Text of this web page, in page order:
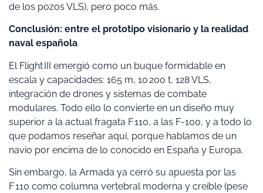
de los pozos VLS), pero poco más.
Conclusión: entre el prototipo visionario y la realidad
naval española
El Flight III emergió como un buque formidable en
escala y capacidades: 165 m, 10 200 t, 128 VLS,
integración de drones y sistemas de combate
modulares. Todo ello lo convierte en un diseño muy
superior a la actual fragata F 110, a las F-100, y a todo lo
que podamos reseñar aquí, porque hablamos de un
navío por encima de lo conocido en España y Europa.
Sin embargo, la Armada ya cerró su apuesta por las
F 110 como columna vertebral moderna y creíble (pese